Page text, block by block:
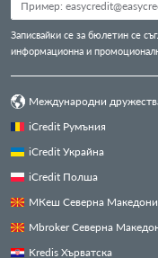
Записвайки се за бюлетин се
информационна и
Международни
iCredit Румъния
iCredit Украйна
iCredit Полша
МКеш Северна
Mbroker Северна
Kredis Хърватска